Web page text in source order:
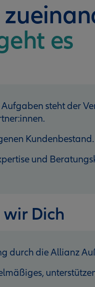
es
steht der
Kundenbestand.
und
Dich
durch die Allianz